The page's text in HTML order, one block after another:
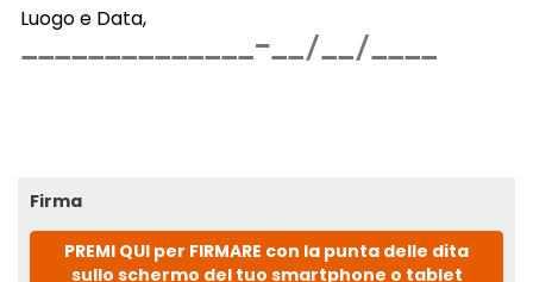
Luogo e Data,
Firma
PREMI QUI per FIRMARE con la punta delle dita
sullo schermo del tuo smartphone o tablet